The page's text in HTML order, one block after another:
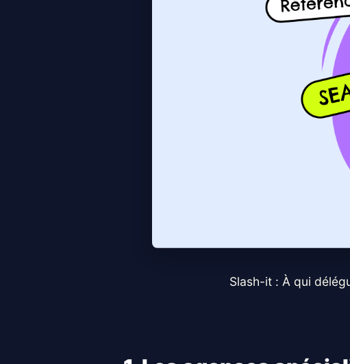
Slash-it : À qui